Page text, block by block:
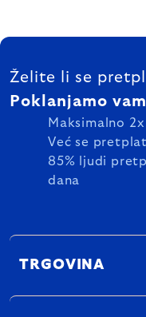
FOOTER
Želite li se
Poklanjamo
Maksimalno
Već se
85% ljudi
dana
TRGOVINA